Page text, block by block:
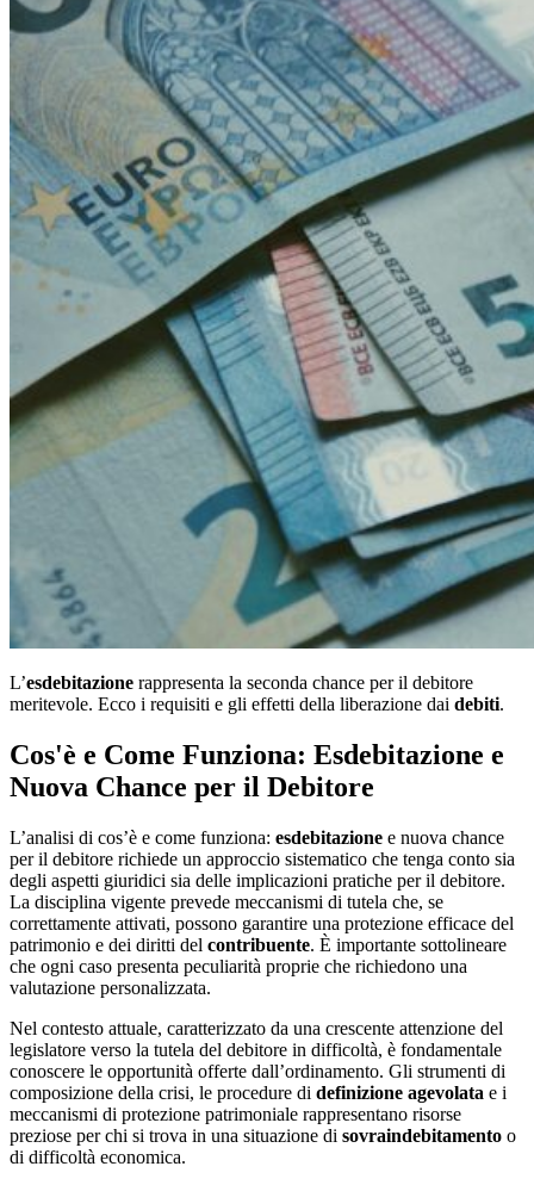
L’esdebitazione rappresenta la seconda chance per il debitore
meritevole. Ecco i requisiti e gli effetti della liberazione dai debiti.
Cos'è e Come Funziona: Esdebitazione e
Nuova Chance per il Debitore
L’analisi di cos’è e come funziona: esdebitazione e nuova chance
per il debitore richiede un approccio sistematico che tenga conto sia
degli aspetti giuridici sia delle implicazioni pratiche per il debitore.
La disciplina vigente prevede meccanismi di tutela che, se
correttamente attivati, possono garantire una protezione efficace del
patrimonio e dei diritti del contribuente. È importante sottolineare
che ogni caso presenta peculiarità proprie che richiedono una
valutazione personalizzata.
Nel contesto attuale, caratterizzato da una crescente attenzione del
legislatore verso la tutela del debitore in difficoltà, è fondamentale
conoscere le opportunità offerte dall’ordinamento. Gli strumenti di
composizione della crisi, le procedure di definizione agevolata e i
meccanismi di protezione patrimoniale rappresentano risorse
preziose per chi si trova in una situazione di sovraindebitamento o
di difficoltà economica.